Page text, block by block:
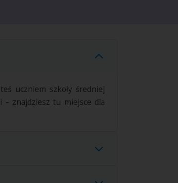
uczniem szkoły średniej
znajdziesz tu miejsce dla